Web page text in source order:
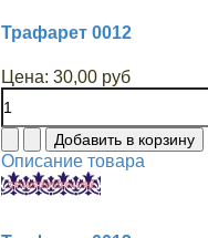
Трафарет 0012
Цена: 30,00 руб
Описание товара